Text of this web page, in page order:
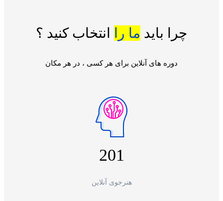
چرا باید ما را انتخاب کنید ؟
دوره های آنلاین برای هر کسی ، در هر مکان
201
هنرجوی آنلاین